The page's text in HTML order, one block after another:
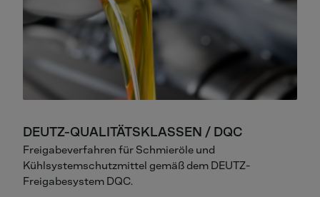
DEUTZ-QUALITÄTSKLASSEN / DQC
Freigabeverfahren für Schmieröle und
Kühlsystemschutzmittel gemäß dem DEUTZ-
Freigabesystem DQC.